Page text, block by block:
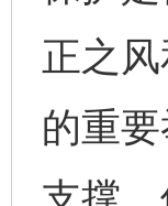
正之
的重